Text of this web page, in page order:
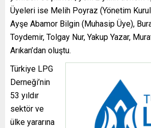
Üyeleri ise Melih Poyraz (Yönetim
Ayşe Abamor Bilgin (Muhasip Üye),
Toydemir, Tolgay Nur, Yakup Yazar,
Arıkan’dan oluştu.
Türkiye LPG
Derneği’nin
53 yıldır
sektör ve
ülke yararına